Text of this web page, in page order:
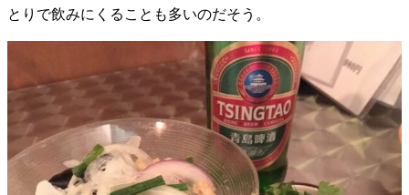
とりで飲みにくることも多いのだそう。